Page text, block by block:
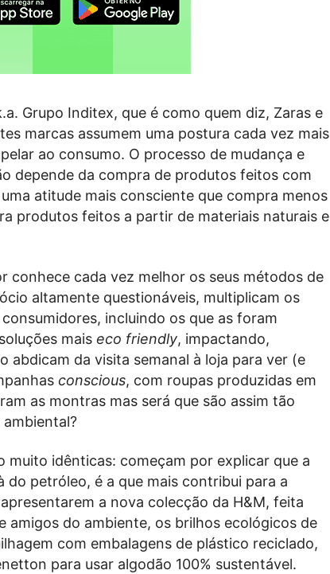
Grupo Inditex, que é como quem diz, Zaras e
marcas assumem uma postura cada vez mais
ao consumo. O processo de mudança e
depende da compra de produtos feitos com
atitude mais consciente que compra menos
produtos feitos a partir de materiais naturais e
conhece cada vez melhor os seus métodos de
altamente questionáveis, multiplicam os
incluindo os que as foram
mais eco friendly, impactando,
abdicam da visita semanal à loja para ver (e
conscious, com roupas produzidas em
as montras mas será que são assim tão
muito idênticas: começam por explicar que a
do petróleo, é a que mais contribui para a
a nova colecção da H&M, feita
amigos do ambiente, os brilhos ecológicos de
com embalagens de plástico reciclado,
para usar algodão 100% sustentável.